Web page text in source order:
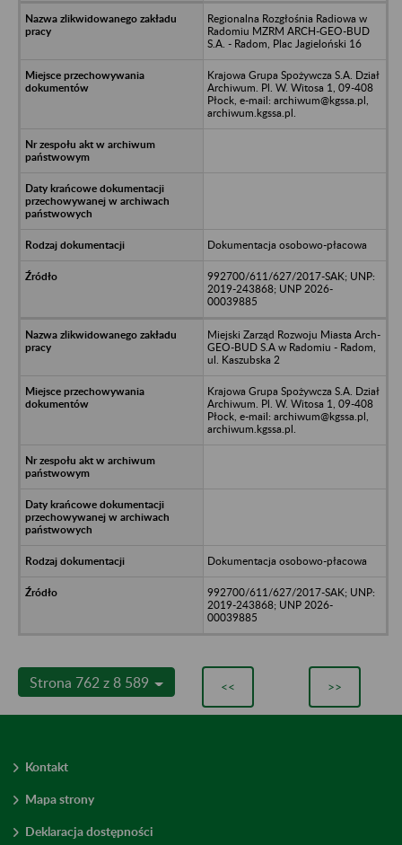
Regionalna Rozgłośnia Radiowa w
Radomiu MZRM ARCH-GEO-BUD
S.A. - Radom, Plac Jagieloński 16
Krajowa Grupa Spożywcza S.A. Dział
Archiwum. Pl. W. Witosa 1, 09-408
Płock, e-mail: archiwum@kgssa.pl,
archiwum.kgssa.pl.
Dokumentacja osobowo-płacowa
992700/611/627/2017-SAK; UNP:
2019-243868; UNP 2026-
00039885
Miejski Zarząd Rozwoju Miasta Arch-
GEO-BUD S.A w Radomiu - Radom,
ul. Kaszubska 2
Krajowa Grupa Spożywcza S.A. Dział
Archiwum. Pl. W. Witosa 1, 09-408
Płock, e-mail: archiwum@kgssa.pl,
archiwum.kgssa.pl.
Dokumentacja osobowo-płacowa
992700/611/627/2017-SAK; UNP:
2019-243868; UNP 2026-
00039885
Strona 762 z 8 589 << >>
Kontakt
Mapa strony
Deklaracja dostępności